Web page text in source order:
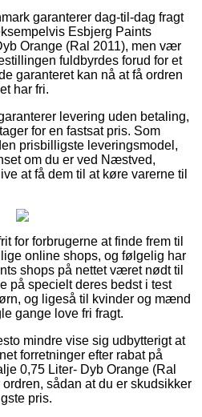
garanterer dag-til-dag fragt
Esbjerg Paints
Orange (Ral 2011), men vær
fuldbyrdes forud for et
garanteret kan nå at få ordren
har fri.
levering uden betaling,
for en fastsat pris. Som
prisbilligste leveringsmodel,
om du er ved Næstved,
at få dem til at køre varerne til
for forbrugerne at finde frem til
online shops, og følgelig har
shops på nettet været nødt til
på specielt deres bedst i test
og ligeså til kvinder og mænd
gange love fri fragt.
mindre vise sig udbytterigt at
forretninger efter rabat på
0,75 Liter- Dyb Orange (Ral
sådan at du er skudsikker
pris.